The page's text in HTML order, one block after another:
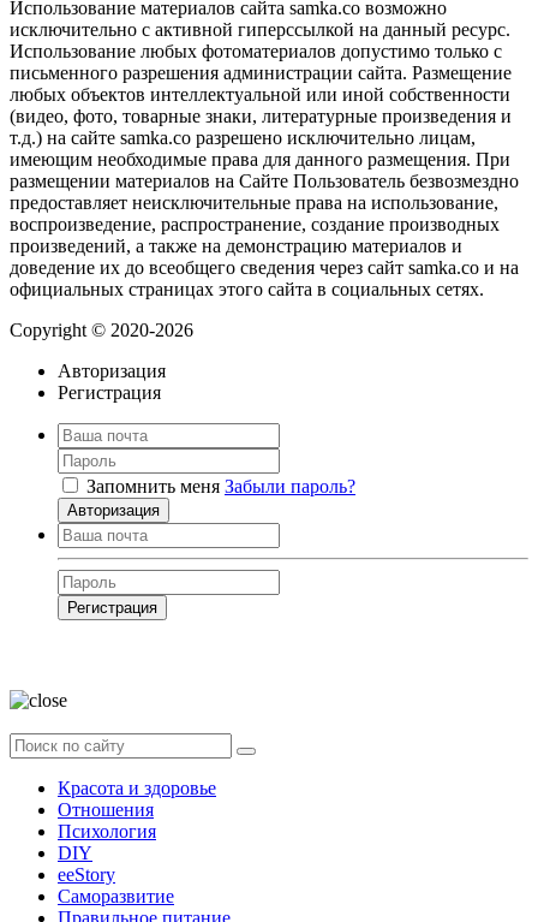
Использование материалов сайта samka.co возможно
исключительно с активной гиперссылкой на данный ресурс.
Использование любых фотоматериалов допустимо только с
письменного разрешения администрации сайта. Размещение
любых объектов интеллектуальной или иной собственности
(видео, фото, товарные знаки, литературные произведения и
т.д.) на сайте samka.co разрешено исключительно лицам,
имеющим необходимые права для данного размещения. При
размещении материалов на Сайте Пользователь безвозмездно
предоставляет неисключительные права на использование,
воспроизведение, распространение, создание производных
произведений, а также на демонстрацию материалов и
доведение их до всеобщего сведения через сайт samka.co и на
официальных страницах этого сайта в социальных сетях.
Copyright © 2020-2026
Авторизация
Регистрация
Запомнить меня Забыли пароль?
Авторизация
Регистрация
Красота и здоровье
Отношения
Психология
DIY
ееStory
Саморазвитие
Правильное питание